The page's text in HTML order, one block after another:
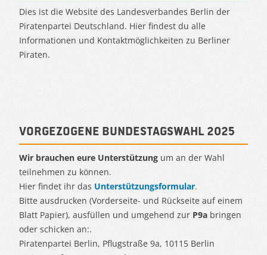
Dies ist die Website des Landesverbandes Berlin der
Piratenpartei Deutschland. Hier findest du alle
Informationen und Kontaktmöglichkeiten zu Berliner
Piraten.
Vorgezogene Bundestagswahl 2025
Wir brauchen eure Unterstützung um an der Wahl
teilnehmen zu können.
Hier findet ihr das Unterstützungsformular.
Bitte ausdrucken (Vorderseite- und Rückseite auf einem
Blatt Papier), ausfüllen und umgehend zur P9a bringen
oder schicken an:.
Piratenpartei Berlin, Pflugstraße 9a, 10115 Berlin